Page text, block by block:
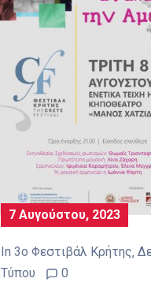
7 Αυγούστου, 2023
In 3ο Φεστιβάλ Κρήτης‚
Τύπου
0